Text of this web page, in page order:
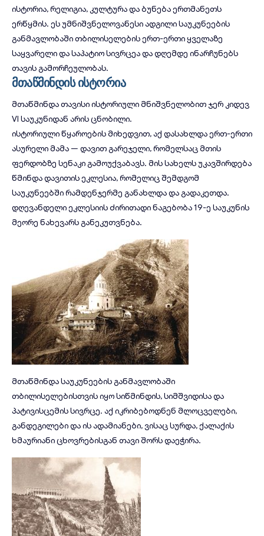
ისტორია, რელიგია, კულტურა და ბუნება ერთმანეთს
ერწყმის. ეს უმნიშვნელოვანესი ადგილი საუკუნეების
განმავლობაში თბილისელების ერთ-ერთი ყველაზე
საყვარელი და საპატიო სივრცეა და დღემდე ინარჩუნებს
თავის გამორჩეულობას.
მთაწმინდის ისტორია
მთაწმინდა თავისი ისტორიული მნიშვნელობით ჯერ კიდევ
VI საუკუნიდან არის ცნობილი.
ისტორიული წყაროების მიხედვით, აქ დასახლდა ერთ-ერთი
ასურელი მამა — დავით გარეჯელი, რომელსაც მთის
ფერდობზე სენაკი გამოუქვაბავს. მის სახელს უკავშირდება
წმინდა დავითის ეკლესია, რომელიც შემდგომ
საუკუნეებში რამდენჯერმე განახლდა და გადაკეთდა.
დღევანდელი ეკლესიის ძირითადი ნაგებობა 19-ე საუკუნის
მეორე ნახევარს განეკუთვნება.
მთაწმინდა საუკუნეების განმავლობაში
თბილისელებისთვის იყო სიწმინდის, სიმშვიდისა და
პატივისცემის სივრცე. აქ იკრიბებოდნენ მლოცველები,
განდეგილები და ის ადამიანები, ვისაც სურდა, ქალაქის
ხმაურიანი ცხოვრებისგან თავი შორს დაეჭირა.